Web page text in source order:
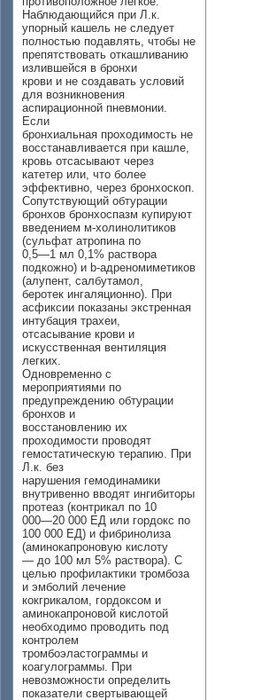
Наблюдающийся при Л.к.
упорный кашель не следует
полностью подавлять, чтобы не
препятствовать откашливанию
излившейся в бронхи
крови и не создавать условий
для возникновения
аспирационной пневмонии.
Если
бронхиальная проходимость не
восстанавливается при кашле,
кровь отсасывают через
катетер или, что более
эффективно, через бронхоскоп.
Сопутствующий обтурации
бронхов бронхоспазм купируют
введением м-холинолитиков
(сульфат атропина по
0,5—1 мл 0,1% раствора
подкожно) и b-адреномиметиков
(алупент, салбутамол,
беротек ингаляционно). При
асфиксии показаны экстренная
интубация трахеи,
отсасывание крови и
искусственная вентиляция
легких.
Одновременно с
мероприятиями по
предупреждению обтурации
бронхов и
восстановлению их
проходимости проводят
гемостатическую терапию. При
Л.к. без
нарушения гемодинамики
внутривенно вводят ингибиторы
протеаз (контрикал по 10
000—20 000 ЕД или гордокс по
100 000 ЕД) и фибринолиза
(аминокапроновую кислоту
— до 100 мл 5% раствора). С
целью профилактики тромбоза
и эмболий лечение
кокгрикалом, гордоксом и
аминокапроновой кислотой
необходимо проводить под
контролем
тромбоэластограммы и
коагулограммы. При
невозможности определить
показатели свертывающей